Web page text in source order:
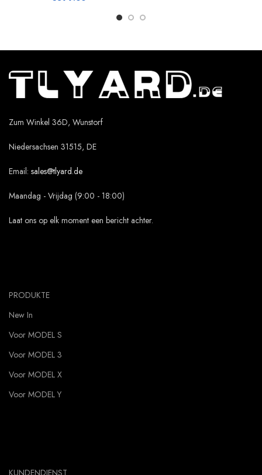
Zum Winkel 36D, Wunstorf
Niedersachsen 31515, DE
Email: sales@tlyard.de
Maandag - Vrijdag (9:00 - 18:00)
Laat ons op elk moment een bericht achter.
PRODUKTE
New In
Voor MODEL S
Voor MODEL 3
Voor MODEL X
Voor MODEL Y